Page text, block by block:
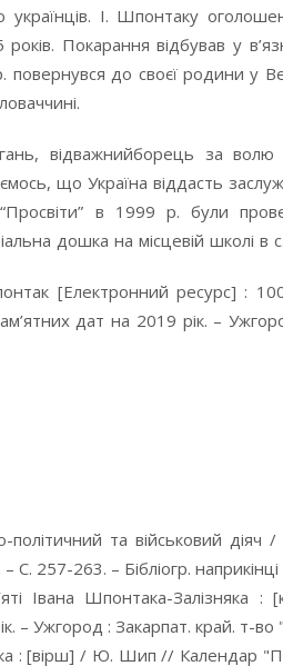
І. Шпонтаку
Покарання відбував у
повернувся до своєї родини у
відважнийборець за волю
що Україна віддасть
в 1999 р. були
дошка на місцевій школі в
[Електронний ресурс] :
дат на 2019 рік. –
та військовий
257-263. – Бібліогр. наприкінці
Івана Шпонтака-Залізняка :
– Ужгород : Закарпат. край. т-
: [вірш] / Ю. Шип // Календар